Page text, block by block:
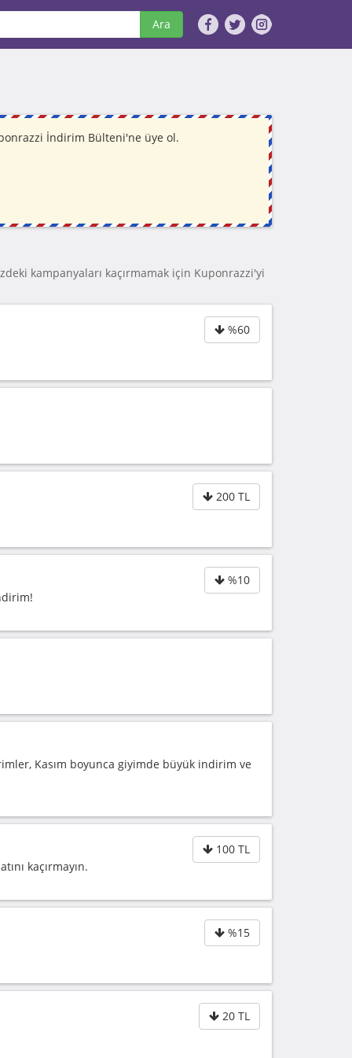
Ara
İndirim Bülteni'ne üye ol.
kampanyaları kaçırmamak için Kuponrazzi'yi
%60
200 TL
%10
Kasım boyunca giyimde büyük indirim ve
100 TL
kaçırmayın.
%15
20 TL